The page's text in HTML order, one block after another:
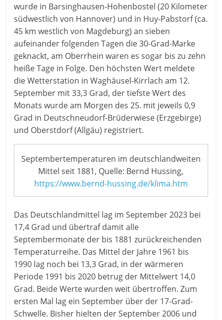
wurde in Barsinghausen-Hohenbostel (20 Kilometer
südwestlich von Hannover) und in Huy-Pabstorf (ca.
45 km westlich von Magdeburg) an sieben
aufeinander folgenden Tagen die 30-Grad-Marke
geknackt, am Oberrhein waren es sogar bis zu zehn
heiße Tage in Folge. Den höchsten Wert meldete
die Wetterstation in Waghäusel-Kirrlach am 12.
September mit 33,3 Grad, der tiefste Wert des
Monats wurde am Morgen des 25. mit jeweils 0,9
Grad in Deutschneudorf-Brüderwiese (Erzgebirge)
und Oberstdorf (Allgäu) registriert.
Septembertemperaturen im deutschlandweiten
Mittel seit 1881, Quelle: Bernd Hussing,
https://www.bernd-hussing.de/klima.htm
Das Deutschlandmittel lag im September 2023 bei
17,4 Grad und übertraf damit alle
Septembermonate der bis 1881 zurückreichenden
Temperaturreihe. Das Mittel der Jahre 1961 bis
1990 lag noch bei 13,3 Grad, in der wärmeren
Periode 1991 bis 2020 betrug der Mittelwert 14,0
Grad. Beide Werte wurden weit übertroffen. Zum
ersten Mal lag ein September über der 17-Grad-
Schwelle. Bisher hielten der September 2006 und